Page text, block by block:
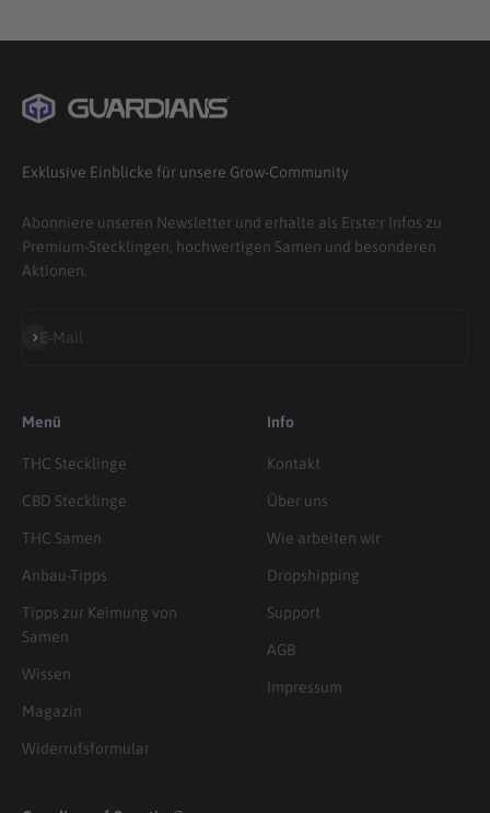
Exklusive Einblicke für unsere Grow-Community
Abonniere unseren Newsletter und erhalte als Erste:r Infos zu
Premium-Stecklingen, hochwertigen Samen und besonderen
Aktionen.
E-Mail
Abonnieren
Menü
THC Stecklinge
CBD Stecklinge
THC Samen
Anbau-Tipps
Tipps zur Keimung von
Samen
Wissen
Magazin
Widerrufsformular
Info
Kontakt
Über uns
Wie arbeiten wir
Dropshipping
Support
AGB
Impressum